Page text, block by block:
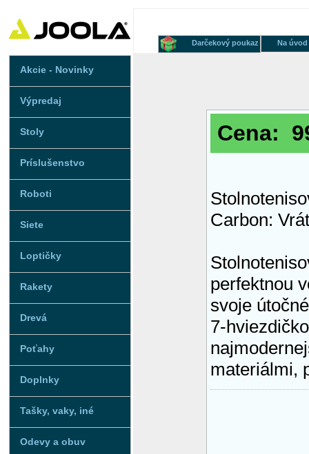
Akcie - Novinky
Výpredaj
Stoly
Príslušenstvo
Roboti
Siete
Loptičky
Rakety
Drevá
Poťahy
Doplnky
Tašky, vaky, iné
Odevy a obuv
Na úvod
Darčekový poukaz
Cena:
Carbon:
perfektnou
svoje
7-
materiálmi,